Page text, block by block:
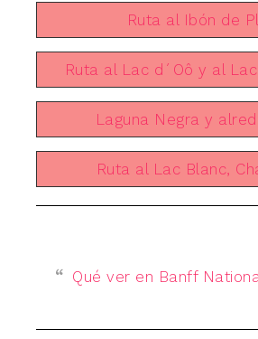
Ruta al Ibón de
Ruta al Lac d´Oô y al
Laguna Negra y
Ruta al Lac Blanc,
Qué ver en Banff